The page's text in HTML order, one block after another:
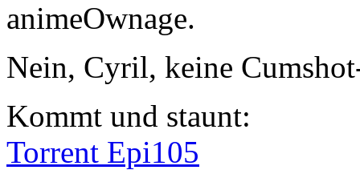
animeOwnage.
Nein, Cyril, keine
Kommt und staunt:
Torrent Epi105